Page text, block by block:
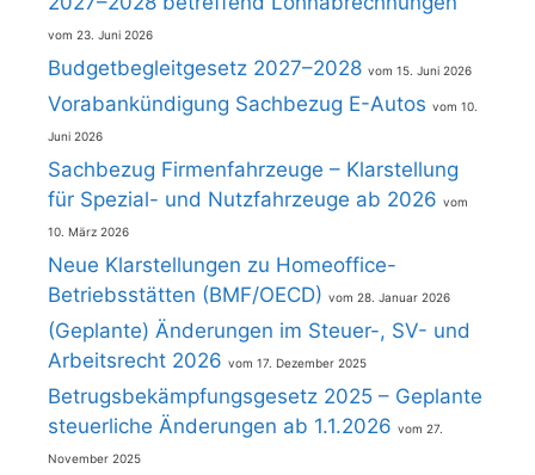
23. Juni 2026
Budgetbegleitgesetz 2027–2028 15. Juni 2026
Vorabankündigung Sachbezug E-Autos 10.
Juni 2026
Sachbezug Firmenfahrzeuge – Klarstellung
für Spezial- und Nutzfahrzeuge ab 2026
10. März 2026
Neue Klarstellungen zu Homeoffice-
Betriebsstätten (BMF/OECD)
28. Januar 2026
(Geplante) Änderungen im Steuer-, SV- und
Arbeitsrecht 2026
17. Dezember 2025
Betrugsbekämpfungsgesetz 2025 – Geplante
steuerliche Änderungen ab 1.1.2026
27.
November 2025